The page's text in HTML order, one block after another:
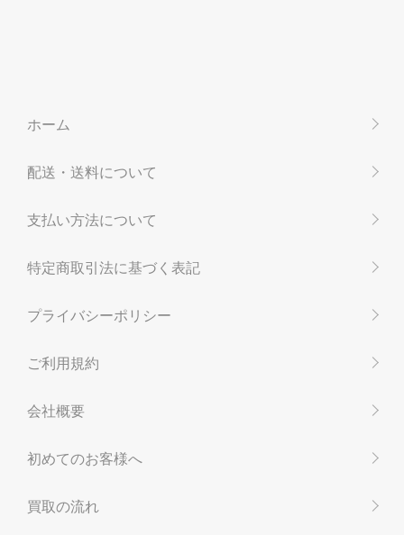
ホーム
配送・送料について
支払い方法について
特定商取引法に基づく表記
プライバシーポリシー
ご利用規約
会社概要
初めてのお客様へ
買取の流れ